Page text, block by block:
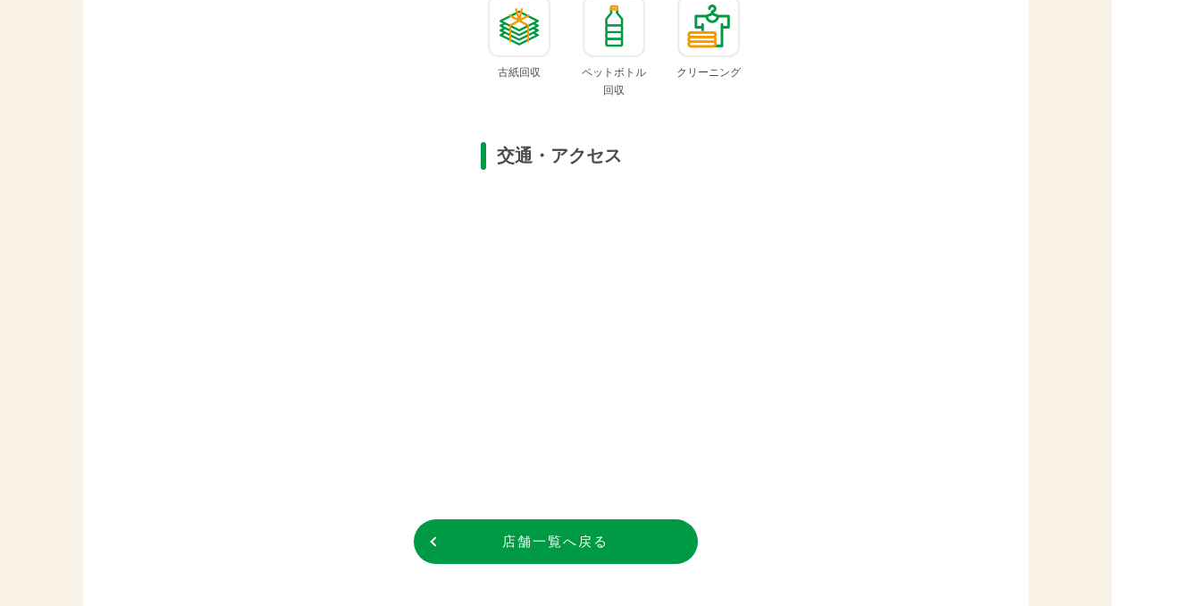
古紙回収
ペットボトル
回収
クリーニング
交通・アクセス
店舗一覧へ戻る